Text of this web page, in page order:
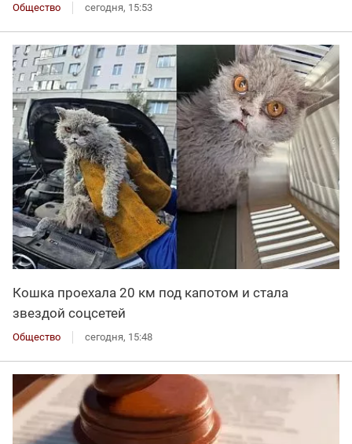
Общество сегодня, 15:53
Кошка проехала 20 км под капотом и стала
звездой соцсетей
Общество сегодня, 15:48